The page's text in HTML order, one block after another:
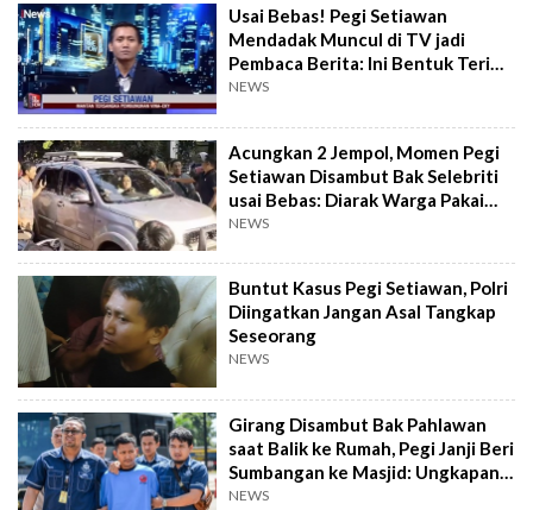
Usai Bebas! Pegi Setiawan
Mendadak Muncul di TV jadi
Pembaca Berita: Ini Bentuk Terima
Kasih Saya ke Media
NEWS
Acungkan 2 Jempol, Momen Pegi
Setiawan Disambut Bak Selebriti
usai Bebas: Diarak Warga Pakai
Rebana
NEWS
Buntut Kasus Pegi Setiawan, Polri
Diingatkan Jangan Asal Tangkap
Seseorang
NEWS
Girang Disambut Bak Pahlawan
saat Balik ke Rumah, Pegi Janji Beri
Sumbangan ke Masjid: Ungkapan
Syukur usai Bebas!
NEWS